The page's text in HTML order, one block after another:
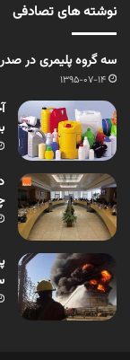
نوشته های تصادفی
سه گروه پلیمری در
1395-07-14